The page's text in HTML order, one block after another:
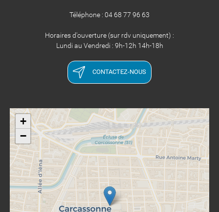
Téléphone : 04 68 77 96 63
Horaires d'ouverture (sur rdv uniquement) :
Lundi au Vendredi : 9h-12h 14h-18h
CONTACTEZ-NOUS
+
−